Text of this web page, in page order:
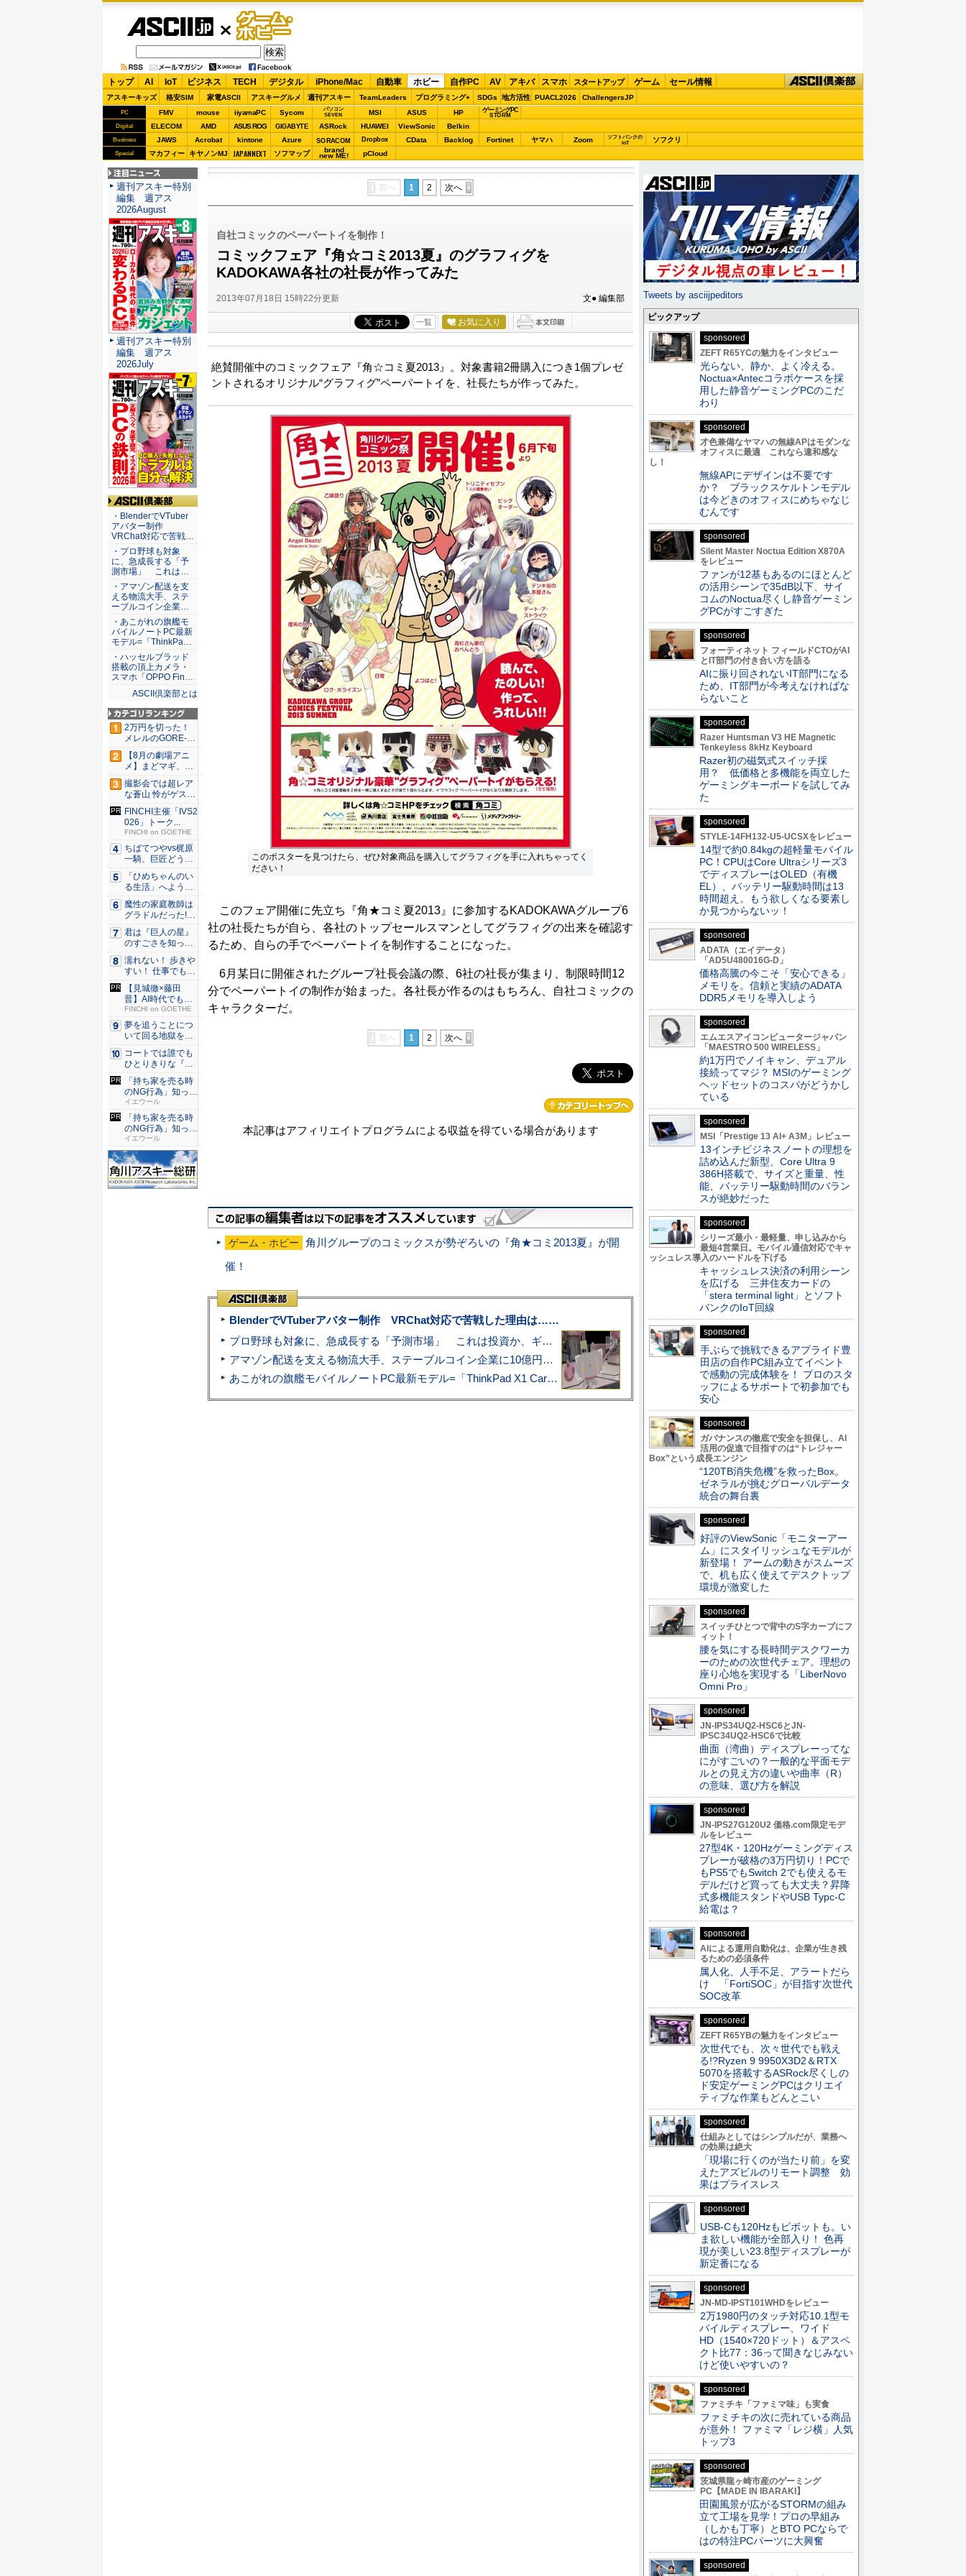
ゲーム・
ホビー
トップ AI IoT ビジネス TECH デジタル iPhone/Mac 自動車 ホビー 自作PC AV アキバ スマホ スタートアップ ゲーム セール情報
アスキーキッズ 格安SIM 家電ASCII アスキーグルメ 週刊アスキー TeamLeaders プログラミング+ SDGs 地方活性 PUACL2026 ChallengersJP
PC FMV mouse iiyamaPC Sycom
パソコン
SEVEN
MSI ASUS HP ゲーミングPC
STORM
Digital ELECOM AMD ASUS ROG GIGABYTE ASRock HUAWEI ViewSonic Belkin
Business JAWS Acrobat kintone Azure SORACOM Dropbox CData Backlog Fortinet ヤマハ Zoom
ソフトバンクの
IoT
ソフクリ
Special マカフィー キヤノンMJ JAPANNEXT ソフマップ brand
new ME! pCloud
前へ 1 2 次へ
自社コミックのペーパートイを制作！
コミックフェア『角☆コミ2013夏』のグラフィグを
KADOKAWA各社の社長が作ってみた
2013年07月18日 15時22分更新 文● 編集部
一覧 お気に入り
絶賛開催中のコミックフェア『角☆コミ夏2013』。対象書籍2冊購入につき1個プレゼ
ントされるオリジナル“グラフィグ”ペーパートイを、社長たちが作ってみた。
このポスターを見つけたら、ぜひ対象商品を購入してグラフィグを手に入れちゃってく
ださい！
このフェア開催に先立ち『角★コミ夏2013』に参加するKADOKAWAグループ6
社の社長たちが自ら、各社のトップセールスマンとしてグラフィグの出来を確認す
るため、自らの手でペーパートイを制作することになった。
6月某日に開催されたグループ社長会議の際、6社の社長が集まり、制限時間12
分でペーパートイの制作が始まった。各社長が作るのはもちろん、自社コミックの
キャラクターだ。
前へ 1 2 次へ
本記事はアフィリエイトプログラムによる収益を得ている場合があります
ゲーム・ホビー
角川グループのコミックスが勢ぞろいの『角★コミ2013夏』が開
催！
BlenderでVTuberアバター制作 VRChat対応で苦戦した理由は……
プロ野球も対象に、急成長する「予測市場」 これは投資か、ギャンブルか
アマゾン配送を支える物流大手、ステーブルコイン企業に10億円投資のワケ
あこがれの旗艦モバイルノートPC最新モデル=「ThinkPad X1 Carbon Gen 14 Aura Edition」実機レビュー
注目ニュース
週刊アスキー特別
編集 週アス
2026August
週刊アスキー特別
編集 週アス
2026July
ASCII倶楽部
・BlenderでVTuber
アバター制作
VRChat対応で苦戦…
・プロ野球も対象
に、急成長する「予
測市場」 これは…
・アマゾン配送を支
える物流大手、ステ
ーブルコイン企業…
・あこがれの旗艦モ
バイルノートPC最新
モデル=「ThinkPa…
・ハッセルブラッド
搭載の頂上カメラ・
スマホ「OPPO Fin…
ASCII倶楽部とは
2万円を切った！
メレルのGORE-T
E...
【8月の劇場アニ
メ】まどマギ、13
年ぶり...
撮影会では超レア
な蒼山 怜がゲスト
登場！...
FINCHI主催「IVS2
026」トーク...
FINCHI on GOETHE
ちばてつやvs梶原
一騎、巨匠どうし
のガチ...
「ひめちゃんのい
る生活」へようこ
そ！ 「...
魔性の家庭教師は
グラドルだった!?
村雨...
君は『巨人の星』
のすごさを知って
いるか？...
濡れない！ 歩きや
すい！ 仕事でも履
ける...
【見城徹×藤田
晋】AI時代でも変
わらない...
FINCHI on GOETHE
夢を追うことにつ
いて回る地獄を描
く『二階...
コートでは誰でも
ひとりきりな『エ
ースをね...
「持ち家を売る時
のNG行為」知って
るだけ...
イエウール
「持ち家を売る時
のNG行為」知って
るだけ...
イエウール
Tweets by asciijpeditors
ピックアップ
sponsored
ZEFT R65YCの魅力をインタビュー
光らない、静か、よく冷える。
Noctua×Antecコラボケースを採
用した静音ゲーミングPCのこだ
わり
sponsored
才色兼備なヤマハの無線APはモダンな
オフィスに最適 これなら違和感な
し！
無線APにデザインは不要です
か？ ブラックスケルトンモデル
は今どきのオフィスにめちゃなじ
むんです
sponsored
Silent Master Noctua Edition X870A
をレビュー
ファンが12基もあるのにほとんど
の活用シーンで35dB以下、サイ
コムのNoctua尽くし静音ゲーミン
グPCがすごすぎた
sponsored
フォーティネット フィールドCTOがAI
とIT部門の付き合い方を語る
AIに振り回されないIT部門になる
ため、IT部門が今考えなければな
らないこと
sponsored
Razer Huntsman V3 HE Magnetic
Tenkeyless 8kHz Keyboard
Razer初の磁気式スイッチ採
用？ 低価格と多機能を両立した
ゲーミングキーボードを試してみ
た
sponsored
STYLE-14FH132-U5-UCSXをレビュー
14型で約0.84kgの超軽量モバイル
PC！CPUはCore Ultraシリーズ3
でディスプレーはOLED（有機
EL）、バッテリー駆動時間は13
時間超え。もう欲しくなる要素し
か見つからないッ！
sponsored
ADATA（エイデータ）
「AD5U480016G-D」
価格高騰の今こそ「安心できる」
メモリを。信頼と実績のADATA
DDR5メモリを導入しよう
sponsored
エムエスアイコンピュータージャパン
「MAESTRO 500 WIRELESS」
約1万円でノイキャン、デュアル
接続ってマジ？ MSIのゲーミング
ヘッドセットのコスパがどうかし
ている
sponsored
MSI「Prestige 13 AI+ A3M」レビュー
13インチビジネスノートの理想を
詰め込んだ新型、Core Ultra 9
386H搭載で、サイズと重量、性
能、バッテリー駆動時間のバラン
スが絶妙だった
sponsored
シリーズ最小・最軽量、申し込みから
最短4営業日。モバイル通信対応でキャ
ッシュレス導入のハードルを下げる
キャッシュレス決済の利用シーン
を広げる 三井住友カードの
「stera terminal light」とソフト
バンクのIoT回線
sponsored
手ぶらで挑戦できるアプライド豊
田店の自作PC組み立てイベント
で感動の完成体験を！ プロのスタ
ッフによるサポートで初参加でも
安心
sponsored
ガバナンスの徹底で安全を担保し、AI
活用の促進で目指すのは“トレジャー
Box”という成長エンジン
“120TB消失危機”を救ったBox。
ゼネラルが挑むグローバルデータ
統合の舞台裏
sponsored
好評のViewSonic「モニターアー
ム」にスタイリッシュなモデルが
新登場！ アームの動きがスムーズ
で、机も広く使えてデスクトップ
環境が激変した
sponsored
スイッチひとつで背中のS字カーブにフ
ィット！
腰を気にする長時間デスクワーカ
ーのための次世代チェア。理想の
座り心地を実現する「LiberNovo
Omni Pro」
sponsored
JN-IPS34UQ2-HSC6とJN-
IPSC34UQ2-HSC6で比較
曲面（湾曲）ディスプレーってな
にがすごいの？一般的な平面モデ
ルとの見え方の違いや曲率（R）
の意味、選び方を解説
sponsored
JN-IPS27G120U2 価格.com限定モデ
ルをレビュー
27型4K・120Hzゲーミングディス
プレーが破格の3万円切り！PCで
もPS5でもSwitch 2でも使えるモ
デルだけど買っても大丈夫？昇降
式多機能スタンドやUSB Typc-C
給電は？
sponsored
AIによる運用自動化は、企業が生き残
るための必須条件
属人化、人手不足、アラートだら
け 「FortiSOC」が目指す次世代
SOC改革
sponsored
ZEFT R65YBの魅力をインタビュー
次世代でも、次々世代でも戦え
る!?Ryzen 9 9950X3D2＆RTX
5070を搭載するASRock尽くしの
ド安定ゲーミングPCはクリエイ
ティブな作業もどんとこい
sponsored
仕組みとしてはシンプルだが、業務へ
の効果は絶大
「現場に行くのが当たり前」を変
えたアズビルのリモート調整 効
果はプライスレス
sponsored
USB-Cも120Hzもピボットも。い
ま欲しい機能が全部入り！ 色再
現が美しい23.8型ディスプレーが
新定番になる
sponsored
JN-MD-IPST101WHDをレビュー
2万1980円のタッチ対応10.1型モ
バイルディスプレー、ワイド
HD（1540×720ドット）＆アスペ
クト比77：36って聞きなじみない
けど使いやすいの？
sponsored
ファミチキ「ファミマ味」も実食
ファミチキの次に売れている商品
が意外！ ファミマ「レジ横」人気
トップ3
sponsored
茨城県龍ヶ崎市産のゲーミング
PC【MADE IN IBARAKI】
田園風景が広がるSTORMの組み
立て工場を見学！プロの早組み
（しかも丁寧）とBTO PCならで
はの特注PCパーツに大興奮
sponsored